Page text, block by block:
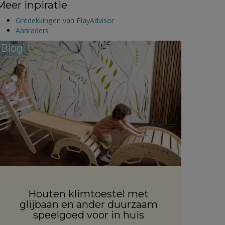
inpiratie
Ontdekkingen van PlayAdvisor
Aanraders
Blog
Houten klimtoestel met
glijbaan en ander duurzaam
speelgoed voor in huis